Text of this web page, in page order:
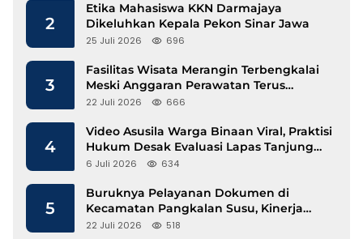
2
Etika Mahasiswa KKN Darmajaya
Dikeluhkan Kepala Pekon Sinar Jawa
25 Juli 2026 696
3
Fasilitas Wisata Merangin Terbengkalai
Meski Anggaran Perawatan Terus
Mengalir
22 Juli 2026 666
4
Video Asusila Warga Binaan Viral, Praktisi
Hukum Desak Evaluasi Lapas Tanjung
Raja
6 Juli 2026 634
5
Buruknya Pelayanan Dokumen di
Kecamatan Pangkalan Susu, Kinerja
Disdukcapil Langkat Disorot
22 Juli 2026 518